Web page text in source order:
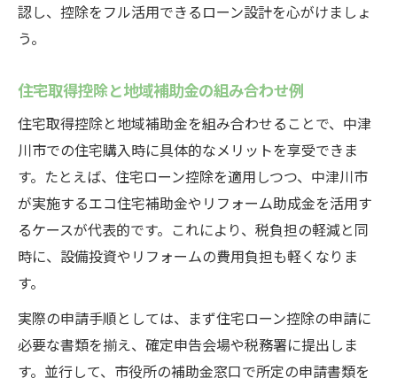
認し、控除をフル活用できるローン設計を心がけましょ
う。
住宅取得控除と地域補助金の組み合わせ例
住宅取得控除と地域補助金を組み合わせることで、中津
川市での住宅購入時に具体的なメリットを享受できま
す。たとえば、住宅ローン控除を適用しつつ、中津川市
が実施するエコ住宅補助金やリフォーム助成金を活用す
るケースが代表的です。これにより、税負担の軽減と同
時に、設備投資やリフォームの費用負担も軽くなりま
す。
実際の申請手順としては、まず住宅ローン控除の申請に
必要な書類を揃え、確定申告会場や税務署に提出しま
す。並行して、市役所の補助金窓口で所定の申請書類を